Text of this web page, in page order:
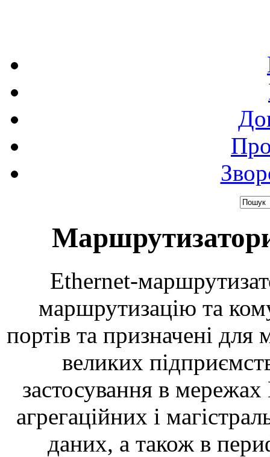
Ethernet-
маршрутизацію та
портів та призначені для
великих
застосування в
агрегаційних і
даних, а також в